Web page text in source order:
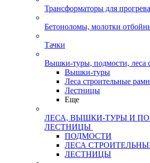
Трансформаторы для
Бетоноломы, молотки
Тачки
Вышки-туры, подмости, леса
Вышки-туры
Леса строительные
Лестницы
Еще
ЛЕСА, ВЫШКИ-ТУРЫ И
ЛЕСТНИЦЫ
ПОДМОСТИ
ЛЕСА
ЛЕСТНИЦЫ